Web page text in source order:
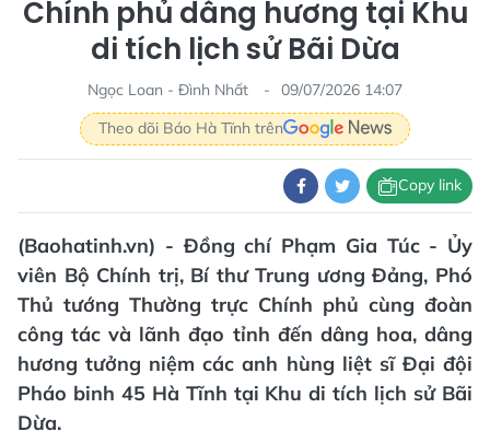
Chính phủ dâng hương tại Khu
di tích lịch sử Bãi Dừa
Ngọc Loan - Đình Nhất
09/07/2026 14:07
Theo dõi Báo Hà Tĩnh trên
Copy link
(Baohatinh.vn) - Đồng chí Phạm Gia Túc - Ủy
viên Bộ Chính trị, Bí thư Trung ương Đảng, Phó
Thủ tướng Thường trực Chính phủ cùng đoàn
công tác và lãnh đạo tỉnh đến dâng hoa, dâng
hương tưởng niệm các anh hùng liệt sĩ Đại đội
Pháo binh 45 Hà Tĩnh tại Khu di tích lịch sử Bãi
Dừa.